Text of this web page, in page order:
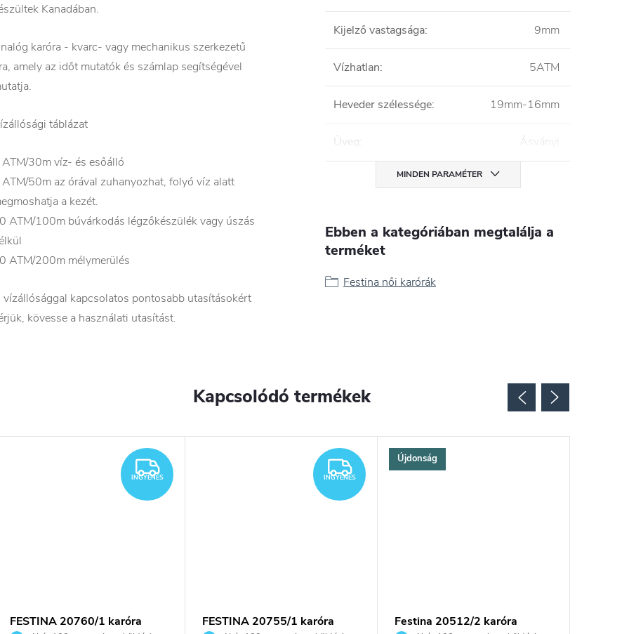
Kanadában.
karóra - kvarc- vagy mechanikus szerkezetű
amely az időt mutatók és számlap segítségével
táblázat
30m víz- és esőálló
50m az órával zuhanyozhat, folyó víz alatt
a kezét.
ATM/100m búvárkodás légzőkészülék vagy úszás
ATM/200m mélymerülés
vízállósággal kapcsolatos pontosabb utasításokért
kövesse a használati utasítást.
Kijelző vastagsága: 9mm
Vízhatlan: 5ATM
Heveder szélessége: 19mm-16mm
Üveg: Ásványi
MINDEN PARAMÉTER
Ebben a kategóriában megtalálja a
terméket
Festina női karórák
Kapcsolódó termékek
INGYENES
INGYENES
FESTINA 20760/1 karóra
INGYENES
INGYENES
FESTINA 20755/1 karóra
Újdonság
Festina 20512/2 karóra